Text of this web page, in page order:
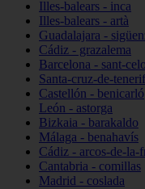
Illes-balears - inca
Illes-balears - artà
Guadalajara -
Cádiz - grazalema
Barcelona - sant-
Santa-cruz-de-
Castellón - benicarló
León - astorga
Bizkaia - barakaldo
Málaga - benahavís
Cádiz - arcos-de-la-
Cantabria - comillas
Madrid - coslada